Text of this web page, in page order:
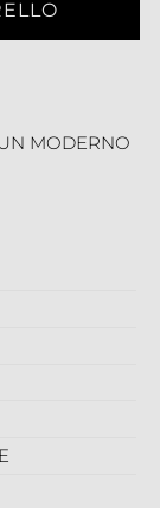
MODERNO